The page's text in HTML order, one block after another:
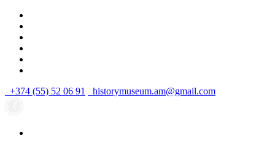
+374 (55) 52 06 91 historymuseum.am@gmail.com